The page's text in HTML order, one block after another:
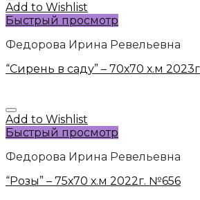
Add to Wishlist
Быстрый просмотр
Федорова Ирина Ревельевна
“Сирень в саду” – 70х70 х.м
Add to Wishlist
Быстрый просмотр
Федорова Ирина Ревельевна
“Розы” – 75х70 х.м 2022г. №656